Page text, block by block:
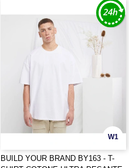
W1
BUILD YOUR BRAND BY163 - T-